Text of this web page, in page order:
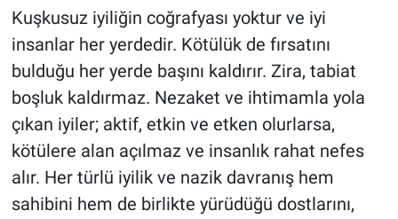
Kuşkusuz iyiliğin coğrafyası yoktur ve iyi
insanlar her yerdedir. Kötülük de fırsatını
bulduğu her yerde başını kaldırır. Zira, tabiat
boşluk kaldırmaz. Nezaket ve ihtimamla yola
çıkan iyiler; aktif, etkin ve etken olurlarsa,
kötülere alan açılmaz ve insanlık rahat nefes
alır. Her türlü iyilik ve nazik davranış hem
sahibini hem de birlikte yürüdüğü dostlarını,